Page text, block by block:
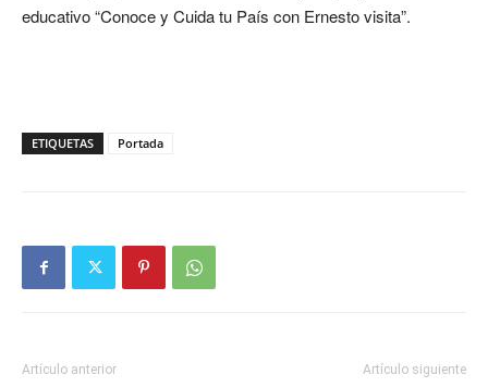
educativo “Conoce y Cuida tu País con Ernesto visita”.
ETIQUETAS Portada
Artículo anterior Artículo siguiente